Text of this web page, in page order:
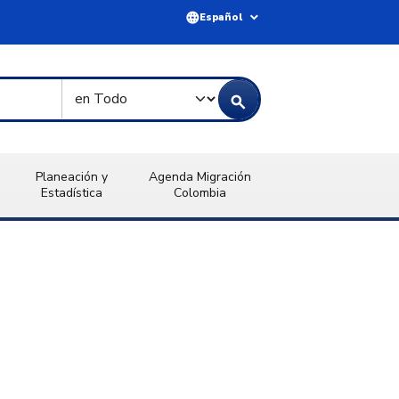
languageEspañol expand_more
Tipo de Búsqueda
search
Planeación y
Estadística
Agenda Migración
Colombia